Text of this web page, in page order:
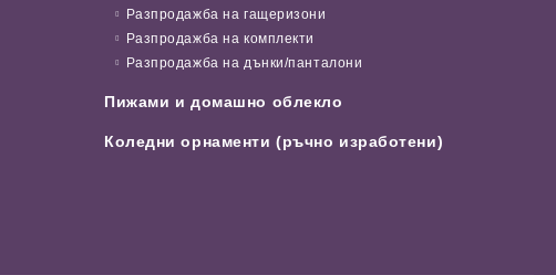
Разпродажба на гащеризони
Разпродажба на комплекти
Разпродажба на дънки/панталони
Пижами и домашно облекло
Коледни орнаменти (ръчно изработени)